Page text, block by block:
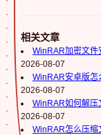
相关文章
WinRAR加密文件
2026-08-07
WinRAR安卓版怎
2026-08-07
WinRAR如何解压
2026-08-07
WinRAR怎么压缩